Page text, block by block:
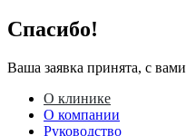
Спасибо!
Ваша заявка принята, с
О клинике
О компании
Руководство